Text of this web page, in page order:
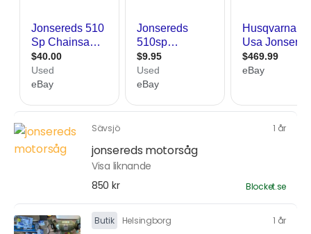
Sävsjö 1 år
jonsereds motorsåg
Visa liknande
850 kr
Blocket.se
Butik Helsingborg 1 år